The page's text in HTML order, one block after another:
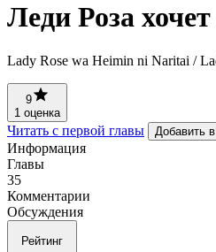
Леди Роза
Lady Rose wa Heimin ni Naritai /
9
1 оценка
Читать с первой главы Добавить
Информация
Главы
35
Комментарии
Обсуждения
Рейтинг